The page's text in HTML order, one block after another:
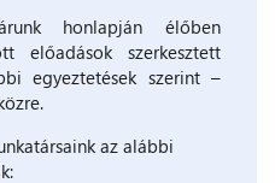
honlapján élőben
előadások szerkesztett
egyeztetések szerint –
az alábbi